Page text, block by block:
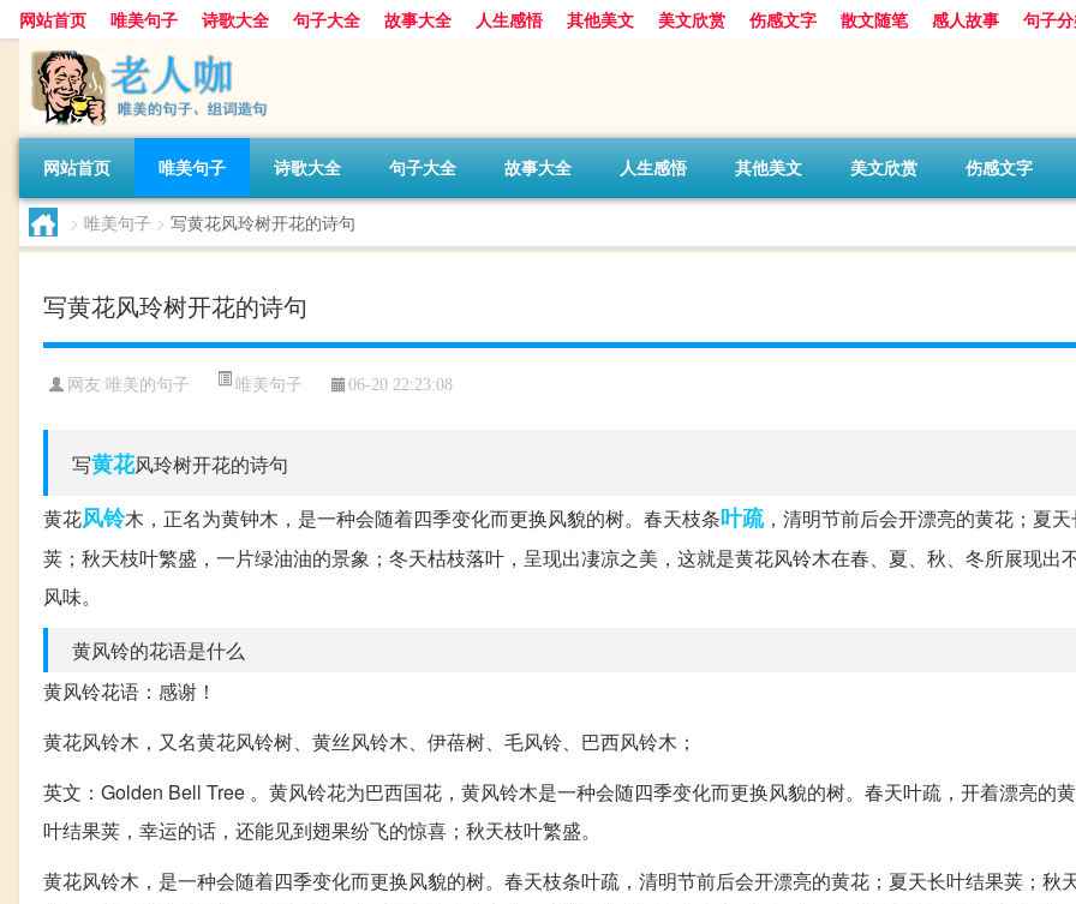
网站首页 唯美句子 诗歌大全 句子大全 故事大全 人生感悟 其他美文 美文欣赏 伤感文字 散文随笔 感人故事 句子
网站首页 唯美句子 诗歌大全 句子大全 故事大全 人生感悟 其他美文 美文欣赏 伤感文字
> 唯美句子 > 写黄花风玲树开花的诗句
写黄花风玲树开花的诗句
网友:唯美的句子 唯美句子 06-20 22:23:08
写黄花风玲树开花的诗句
黄花风铃木，正名为黄钟木，是一种会随着四季变化而更换风貌的树。春天枝条叶疏，清明节前后会开漂亮的黄花；夏
荚；秋天枝叶繁盛，一片绿油油的景象；冬天枯枝落叶，呈现出凄凉之美，这就是黄花风铃木在春、夏、秋、冬所展现出
风味。
黄风铃的花语是什么
黄风铃花语：感谢！
黄花风铃木，又名黄花风铃树、黄丝风铃木、伊蓓树、毛风铃、巴西风铃木；
英文：Golden Bell Tree 。黄风铃花为巴西国花，黄风铃木是一种会随四季变化而更换风貌的树。春天叶疏，开着漂亮的
叶结果荚，幸运的话，还能见到翅果纷飞的惊喜；秋天枝叶繁盛。
黄花风铃木，是一种会随着四季变化而更换风貌的树。春天枝条叶疏，清明节前后会开漂亮的黄花；夏天长叶结果荚；秋